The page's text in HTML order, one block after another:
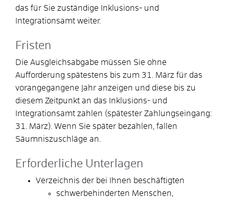
das für Sie zuständige Inklusions- und
Integrationsamt weiter.
Fristen
Die Ausgleichsabgabe müssen Sie ohne
Aufforderung spätestens bis zum 31. März für das
vorangegangene Jahr anzeigen und diese bis zu
diesem Zeitpunkt an das Inklusions- und
Integrationsamt zahlen (spätester Zahlungseingang:
31. März). Wenn Sie später bezahlen, fallen
Säumniszuschläge an.
Erforderliche Unterlagen
Verzeichnis der bei Ihnen beschäftigten
schwerbehinderten Menschen,